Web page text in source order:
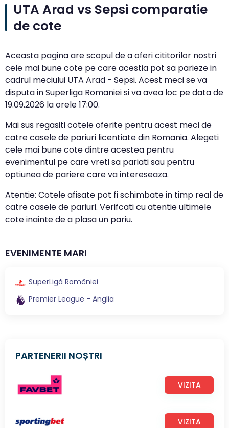
UTA Arad vs Sepsi comparatie
de cote
Aceasta pagina are scopul de a oferi cititorilor nostri
cele mai bune cote pe care acestia pot sa parieze in
cadrul meciului UTA Arad - Sepsi. Acest meci se va
disputa in Superliga Romaniei si va avea loc pe data de
19.09.2026 la orele17:00.
Mai sus regasiti cotele oferite pentru acest meci de
catre casele de pariuri licentiate din Romania. Alegeti
cele mai bune cote dintre acestea pentru
evenimentul pe care vreti sa pariati sau pentru
optiunea de pariere care va intereseaza.
Atentie: Cotele afisate pot fi schimbate in timp real de
catre casele de pariuri. Verifcati cu atentie ultimele
cote inainte de a plasa un pariu.
EVENIMENTE MARI
SuperLigă României
Premier League - Anglia
PARTENERII NOȘTRI
VIZITA
VIZITA